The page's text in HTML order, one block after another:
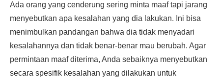
Ada orang yang cenderung sering minta maaf tapi jarang
menyebutkan apa kesalahan yang dia lakukan. Ini bisa
menimbulkan pandangan bahwa dia tidak menyadari
kesalahannya dan tidak benar-benar mau berubah. Agar
permintaan maaf diterima, Anda sebaiknya menyebutkan
secara spesifik kesalahan yang dilakukan untuk